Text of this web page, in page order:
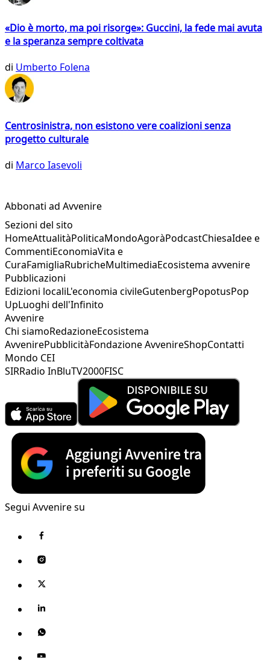
«Dio è morto, ma poi risorge»: Guccini, la fede mai avuta
e la speranza sempre coltivata
di Umberto Folena
Centrosinistra, non esistono vere coalizioni senza
progetto culturale
di Marco Iasevoli
Abbonati ad Avvenire
Sezioni del sito
HomeAttualitàPoliticaMondoAgoràPodcastChiesaIdee e
CommentiEconomiaVita e
CuraFamigliaRubricheMultimediaEcosistema avvenire
Pubblicazioni
Edizioni localiL'economia civileGutenbergPopotusPop
UpLuoghi dell'Infinito
Avvenire
Chi siamoRedazioneEcosistema
AvvenirePubblicitàFondazione AvvenireShopContatti
Mondo CEI
SIRRadio InBluTV2000FISC
Segui Avvenire su